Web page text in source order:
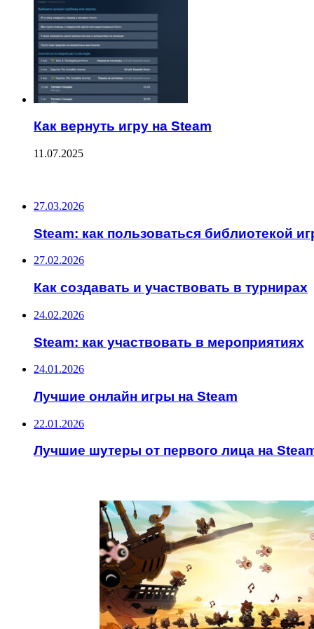
Как вернуть игру на Steam
11.07.2025
27.03.2026
Steam: как пользоваться библиотекой
27.02.2026
Как создавать и участвовать в турнирах
24.02.2026
Steam: как участвовать в мероприятиях
24.01.2026
Лучшие онлайн игры на Steam
22.01.2026
Лучшие шутеры от первого лица на